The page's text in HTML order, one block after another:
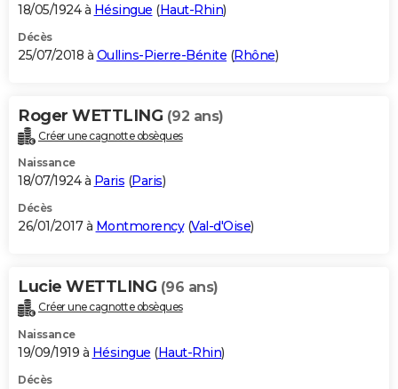
18/05/1924 à Hésingue (Haut-Rhin)
Décès
25/07/2018 à Oullins-Pierre-Bénite (Rhône)
Roger WETTLING (92 ans)
Créer une cagnotte obsèques
Naissance
18/07/1924 à Paris (Paris)
Décès
26/01/2017 à Montmorency(Val-d'Oise)
Lucie WETTLING (96 ans)
Créer une cagnotte obsèques
Naissance
19/09/1919 à Hésingue (Haut-Rhin)
Décès